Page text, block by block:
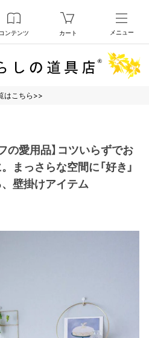
コンテンツ カート メニュー
はこちら>>
の愛用品】コツいらずでお
まっさらな空間に「好き」
壁掛けアイテム